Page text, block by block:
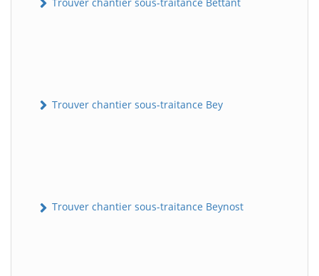
Trouver chantier sous-traitance Bey
Trouver chantier sous-traitance Beynost